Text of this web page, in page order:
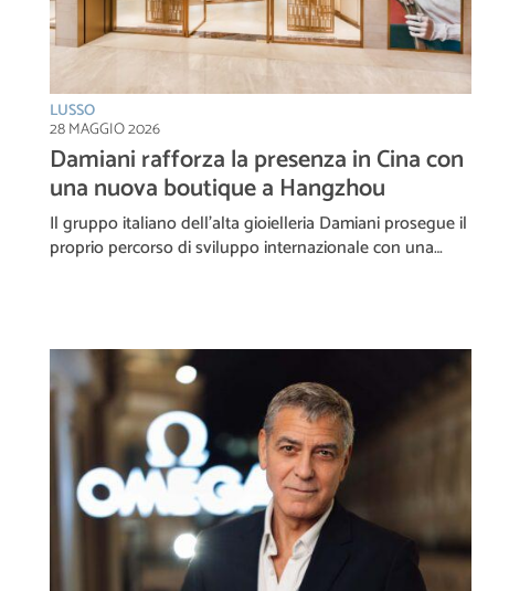
LUSSO
28 MAGGIO 2026
Damiani rafforza la presenza in Cina con
una nuova boutique a Hangzhou
Il gruppo italiano dell’alta gioielleria Damiani prosegue il
proprio percorso di sviluppo internazionale con una…